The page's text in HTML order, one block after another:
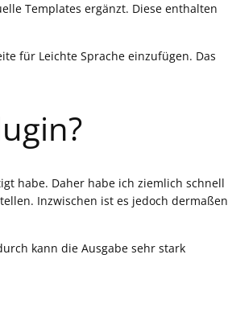
Templates ergänzt. Diese enthalten
für Leichte Sprache einzufügen. Das
habe. Daher habe ich ziemlich schnell
Inzwischen ist es jedoch dermaßen
kann die Ausgabe sehr stark